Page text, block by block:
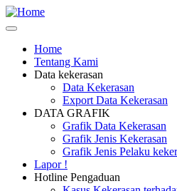
Skip
to
content
Main
navigation
Home
Tentang Kami
Data kekerasan
Data Kekerasan
Export Data Kekerasan
DATA GRAFIK
Grafik Data Kekerasan
Grafik Jenis Kekerasan
Grafik Jenis Pelaku
Lapor !
Hotline Pengaduan